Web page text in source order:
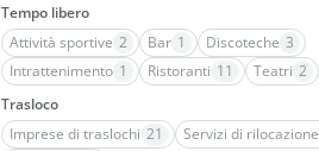
Tempo libero
Attività sportive 2 Bar 1 Discoteche 3
Intrattenimento 1 Ristoranti 11 Teatri 2
Trasloco
Imprese di traslochi 21 Servizi di rilocazione